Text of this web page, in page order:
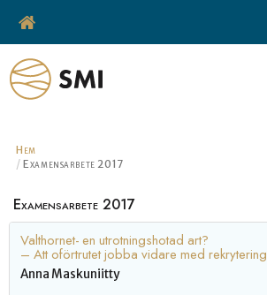
Hem
Examensarbete 2017
Examensarbete 2017
Valthornet- en utrotningshotad art?
– Att oförtrutet jobba vidare med rekrytering
Anna Maskuniitty